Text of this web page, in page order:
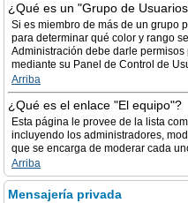
¿Qué es un "Grupo de
Si es miembro de más de un grupo
para determinar qué color y rango
Administración debe darle
mediante su Panel de Control de
Arriba
¿Qué es el enlace "El equipo"?
Esta página le provee de la lista
incluyendo los administradores,
que se encarga de moderar cada
Arriba
Mensajería privada